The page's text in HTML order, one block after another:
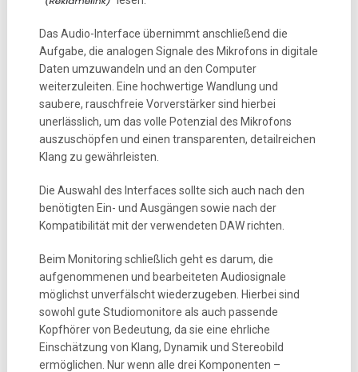
Das Audio-Interface übernimmt anschließend die
Aufgabe, die analogen Signale des Mikrofons in digitale
Daten umzuwandeln und an den Computer
weiterzuleiten. Eine hochwertige Wandlung und
saubere, rauschfreie Vorverstärker sind hierbei
unerlässlich, um das volle Potenzial des Mikrofons
auszuschöpfen und einen transparenten, detailreichen
Klang zu gewährleisten.
Die Auswahl des Interfaces sollte sich auch nach den
benötigten Ein- und Ausgängen sowie nach der
Kompatibilität mit der verwendeten DAW richten.
Beim Monitoring schließlich geht es darum, die
aufgenommenen und bearbeiteten Audiosignale
möglichst unverfälscht wiederzugeben. Hierbei sind
sowohl gute Studiomonitore als auch passende
Kopfhörer von Bedeutung, da sie eine ehrliche
Einschätzung von Klang, Dynamik und Stereobild
ermöglichen. Nur wenn alle drei Komponenten –